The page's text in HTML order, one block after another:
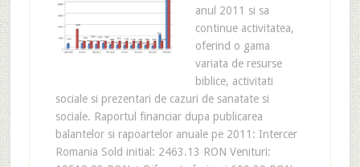
anul 2011 si sa
continue activitatea,
oferind o gama
variata de resurse
biblice, activitati
sociale si prezentari de cazuri de sanatate si
sociale. Raportul financiar dupa publicarea
balantelor si rapoartelor anuale pe 2011: Intercer
Romania Sold initial: 2463.13 RON Venituri: